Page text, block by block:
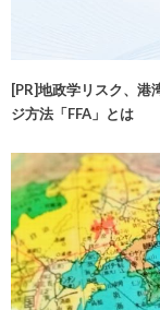
[PR]地政学リスク、港
ジ方法「FFA」とは